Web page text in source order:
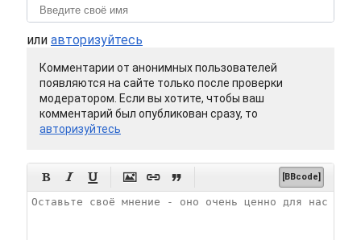
или авторизуйтесь
Комментарии от анонимных пользователей
появляются на сайте только после проверки
модератором. Если вы хотите, чтобы ваш
комментарий был опубликован сразу, то
авторизуйтесь
      [BBcode]